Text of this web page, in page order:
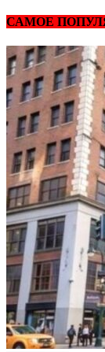
САМОЕ